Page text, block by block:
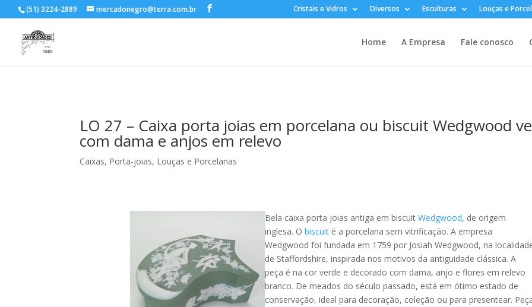
(51) 3224-2889 mercadonegro@terra.com.br Cristais e Vidros Diversos Esculturas Louças e
Home A Empresa Fale conosco
LO 27 – Caixa porta joias em porcelana ou biscuit Wedgwood
com dama e anjos em relevo
Caixas, Porta-joias, Louças e Porcelanas
Bela caixa porta joias antiga em biscuitWedgwood, de origem
inglesa. Obiscuit é a porcelana sem vitrificação. A empresa
Wedgwood foi fundada em 1759 por Josiah Wedgwood, na
de Staffordshire, inspirada nos motivos da antiguidade clássica. A
peça é na cor verde e decorado com dama, anjo e flores em relevo
branco. De meados do século passado, está em ótimo estado de
conservação, ideal para decoração, coleção ou para presentear.